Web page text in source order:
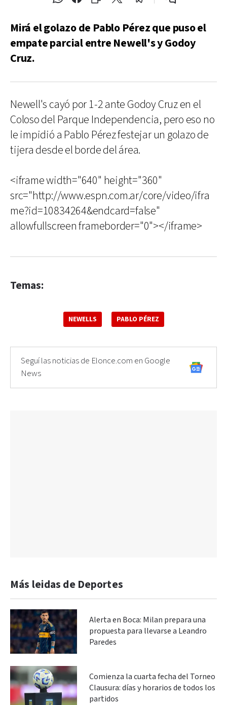
Mirá el golazo de Pablo Pérez que puso el
empate parcial entre Newell's y Godoy
Cruz.
Newell's cayó por 1-2 ante Godoy Cruz en el
Coloso del Parque Independencia, pero eso no
le impidió a Pablo Pérez festejar un golazo de
tijera desde el borde del área.
<iframe width="640" height="360"
src="http://www.espn.com.ar/core/video/ifra
me?id=10834264&endcard=false"
allowfullscreen frameborder="0"></iframe>
Temas:
NEWELLS PABLO PÉREZ
Seguí las noticias de Elonce.com en Google
News
Más leidas de Deportes
Alerta en Boca: Milan prepara una
propuesta para llevarse a Leandro
Paredes
Comienza la cuarta fecha del Torneo
Clausura: días y horarios de todos los
partidos